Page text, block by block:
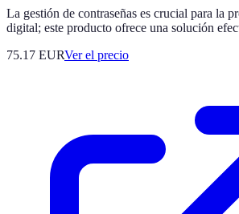
La gestión de contraseñas es crucial para la
digital; este producto ofrece una solución
75.17 EURVer el precio